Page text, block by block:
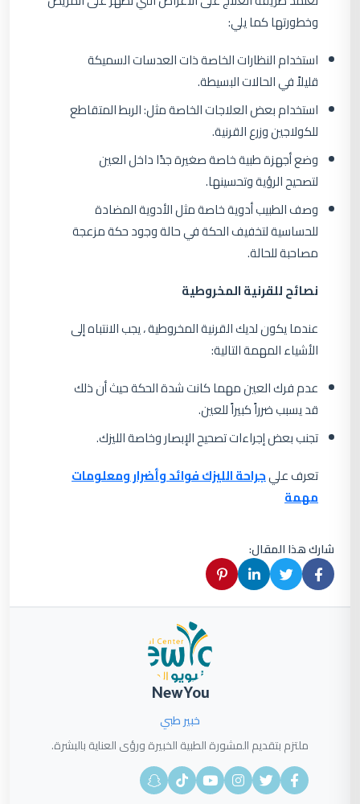
وخطورتها كما يلي:
استخدام النظارات الخاصة ذات العدسات السميكة
قليلاً في الحالات البسيطة.
استخدام بعض العلاجات الخاصة مثل: الربط المتقاطع
للكولاجين وزرع القرنية.
وضع أجهزة طبية خاصة صغيرة جدًا داخل العين
لتصحيح الرؤية وتحسينها.
وصف الطبيب أدوية خاصة مثل الأدوية المضادة
للحساسية لتخفيف الحكة في حالة وجود حكة مزعجة
مصاحبة للحالة.
نصائح للقرنية المخروطية
عندما يكون لديك القرنية المخروطية ، يجب الانتباه إلى
الأشياء المهمة التالية:
عدم فرك العين مهما كانت شدة الحكة حيث أن ذلك
قد يسبب ضرراً كبيراً للعين.
تجنب بعض إجراءات تصحيح الإبصار وخاصة الليزك.
تعرف عليجراحة الليزك فوائد وأضرار ومعلومات
مهمة
شارك هذا المقال:
NewYou
خبير طبي
ملتزم بتقديم المشورة الطبية الخبيرة ورؤى العناية بالبشرة.